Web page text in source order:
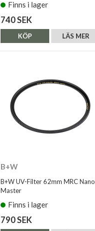
Finns i lager
740 SEK
LÄS MER
KÖP
B+W
B+W UV-Filter 62mm MRC Nano
Master
Finns i lager
790 SEK